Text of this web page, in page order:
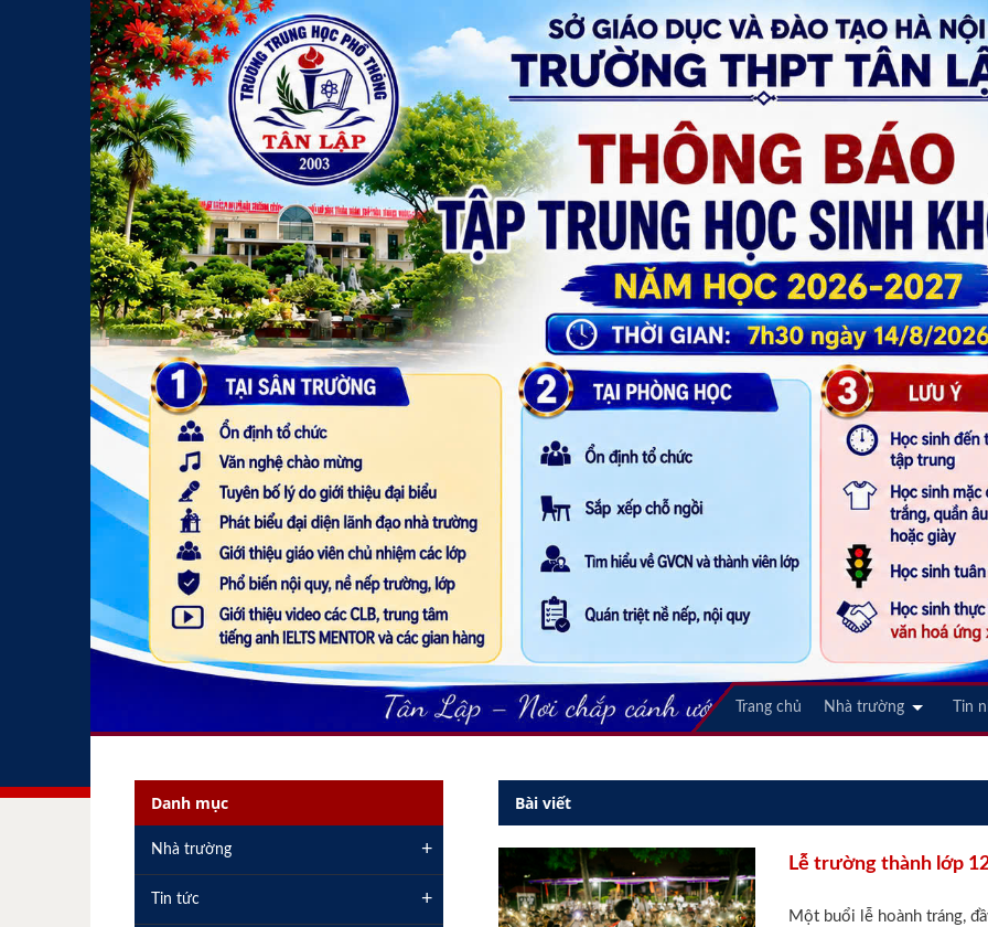
Trang chủ Nhà trường Tin
Bài viết
Lễ trường thành lớp
Một buổi lễ hoành tráng,
Danh mục
Nhà trường +
Tin tức +